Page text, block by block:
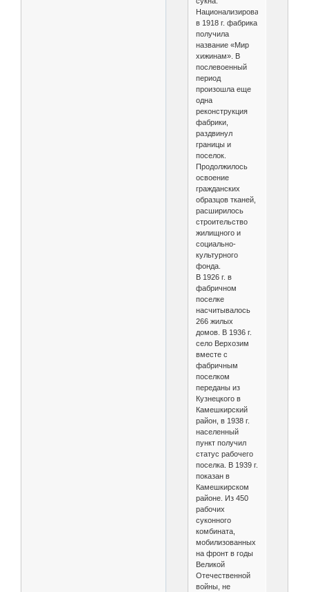
Национализированная
в 1918 г. фабрика
получила
название «Мир
хижинам». В
послевоенный
период
произошла еще
одна
реконструкция
фабрики,
раздвинул
границы и
поселок.
Продолжилось
освоение
гражданских
образцов тканей,
расширилось
строительство
жилищного и
социально-
культурного
фонда.
В 1926 г. в
фабричном
поселке
насчитывалось
266 жилых
домов. В 1936 г.
село Верхозим
вместе с
фабричным
поселком
переданы из
Кузнецкого в
Камешкирский
район, в 1938 г.
населенный
пункт получил
статус рабочего
поселка. В 1939 г.
показан в
Камешкирском
районе. Из 450
рабочих
суконного
комбината,
мобилизованных
на фронт в годы
Великой
Отечественной
войны, не